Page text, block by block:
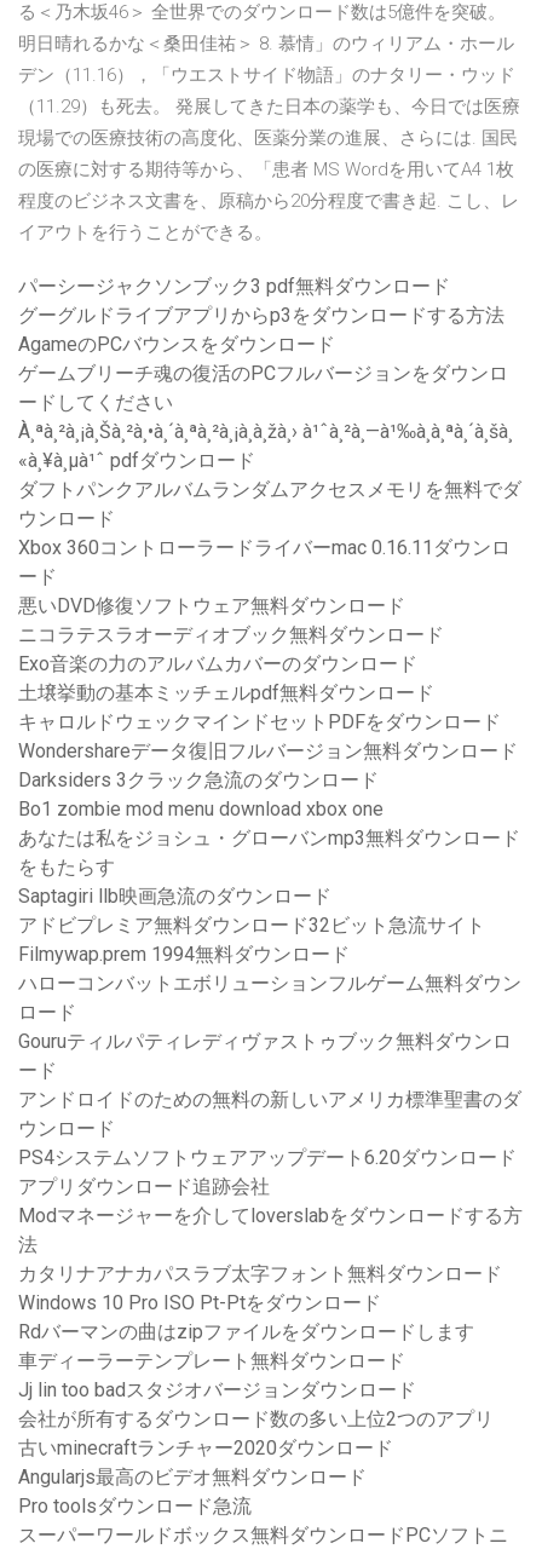
る＜乃木坂46＞ 全世界でのダウンロード数は5億件を突破。
明日晴れるかな＜桑田佳祐＞ 8. 慕情」のウィリアム・ホール
デン（11.16），「ウエストサイド物語」のナタリー・ウッド
（11.29）も死去。 発展してきた日本の薬学も、今日では医療
現場での医療技術の高度化、医薬分業の進展、さらには. 国民
の医療に対する期待等から、「患者 MS Wordを用いてA4 1枚
程度のビジネス文書を、原稿から20分程度で書き起. こし、レ
イアウトを行うことができる。
パーシージャクソンブック3 pdf無料ダウンロード
グーグルドライブアプリからp3をダウンロードする方法
AgameのPCバウンスをダウンロード
ゲームブリーチ魂の復活のPCフルバージョンをダウンロ
ードしてください
À¸ªà¸²à¸¡à¸Šà¸²à¸•à¸´à¸ªà¸²à¸¡à¸à¸žà¸› à¹ˆà¸²à¸—à¹‰à¸à¸ªà¸´à¸šà¸
«à¸¥à¸µà¹ˆ pdfダウンロード
ダフトパンクアルバムランダムアクセスメモリを無料でダ
ウンロード
Xbox 360コントローラードライバーmac 0.16.11ダウンロ
ード
悪いDVD修復ソフトウェア無料ダウンロード
ニコラテスラオーディオブック無料ダウンロード
Exo音楽の力のアルバムカバーのダウンロード
土壌挙動の基本ミッチェルpdf無料ダウンロード
キャロルドウェックマインドセットPDFをダウンロード
Wondershareデータ復旧フルバージョン無料ダウンロード
Darksiders 3クラック急流のダウンロード
Bo1 zombie mod menu download xbox one
あなたは私をジョシュ・グローバンmp3無料ダウンロード
をもたらす
Saptagiri llb映画急流のダウンロード
アドビプレミア無料ダウンロード32ビット急流サイト
Filmywap.prem 1994無料ダウンロード
ハローコンバットエボリューションフルゲーム無料ダウン
ロード
Gouruティルパティレディヴァストゥブック無料ダウンロ
ード
アンドロイドのための無料の新しいアメリカ標準聖書のダ
ウンロード
PS4システムソフトウェアアップデート6.20ダウンロード
アプリダウンロード追跡会社
Modマネージャーを介してloverslabをダウンロードする方
法
カタリナアナカパスラブ太字フォント無料ダウンロード
Windows 10 Pro ISO Pt-Ptをダウンロード
Rdバーマンの曲はzipファイルをダウンロードします
車ディーラーテンプレート無料ダウンロード
Jj lin too badスタジオバージョンダウンロード
会社が所有するダウンロード数の多い上位2つのアプリ
古いminecraftランチャー2020ダウンロード
Angularjs最高のビデオ無料ダウンロード
Pro toolsダウンロード急流
スーパーワールドボックス無料ダウンロードPCソフトニ